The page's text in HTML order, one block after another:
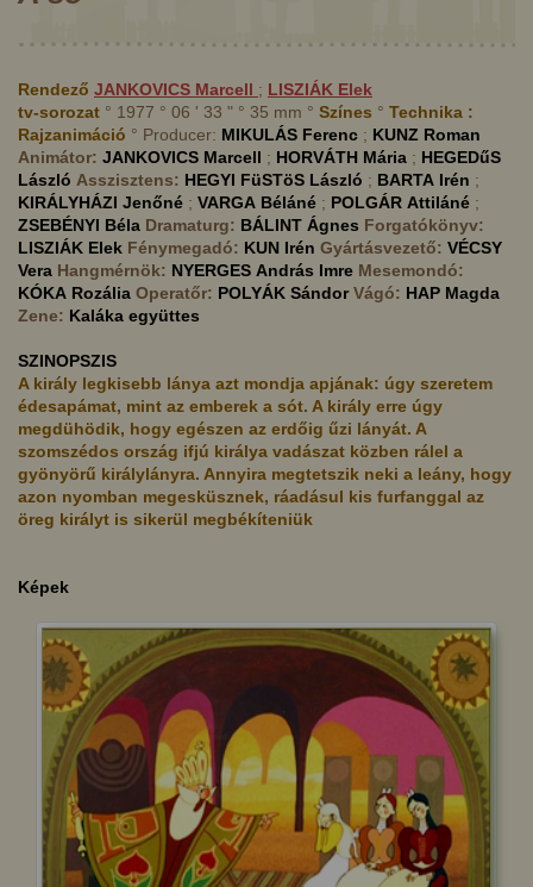
Rendező JANKOVICS Marcell ; LISZIÁK Elek
tv-sorozat ° 1977 ° 06 ' 33 " ° 35 mm ° Színes ° Technika :
Rajzanimáció ° Producer: MIKULÁS Ferenc ; KUNZ Roman
Animátor: JANKOVICS Marcell ; HORVÁTH Mária ; HEGEDűS
László Asszisztens: HEGYI FüSTöS László ; BARTA Irén ;
KIRÁLYHÁZI Jenőné ; VARGA Béláné ; POLGÁR Attiláné ;
ZSEBÉNYI Béla Dramaturg: BÁLINT Ágnes Forgatókönyv:
LISZIÁK Elek Fénymegadó: KUN Irén Gyártásvezető: VÉCSY
Vera Hangmérnök: NYERGES András Imre Mesemondó:
KÓKA Rozália Operatőr: POLYÁK Sándor Vágó: HAP Magda
Zene: Kaláka együttes
SZINOPSZIS
A király legkisebb lánya azt mondja apjának: úgy szeretem
édesapámat, mint az emberek a sót. A király erre úgy
megdühödik, hogy egészen az erdőig űzi lányát. A
szomszédos ország ifjú királya vadászat közben rálel a
gyönyörű királylányra. Annyira megtetszik neki a leány, hogy
azon nyomban megesküsznek, ráadásul kis furfanggal az
öreg királyt is sikerül megbékíteniük
Képek